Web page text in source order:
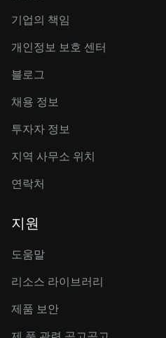
기업의 책임
개인정보 보호 센터
블로그
채용 정보
투자자 정보
지역 사무소 위치
연락처
지원
도움말
리소스 라이브러리
제품 보안